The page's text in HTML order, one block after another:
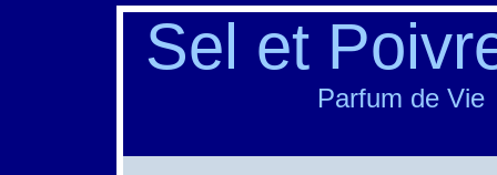
Sel et
Parfum de Vie